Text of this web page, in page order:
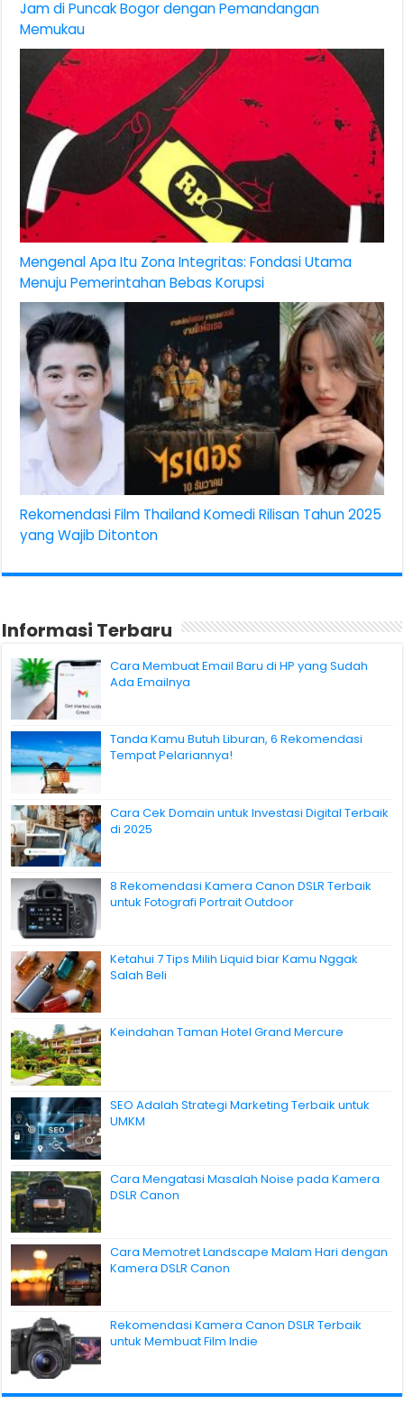
Jam di Puncak Bogor dengan Pemandangan
Memukau
Mengenal Apa Itu Zona Integritas: Fondasi Utama
Menuju Pemerintahan Bebas Korupsi
Rekomendasi Film Thailand Komedi Rilisan Tahun 2025
yang Wajib Ditonton
Informasi Terbaru
Cara Membuat Email Baru di HP yang Sudah
Ada Emailnya
Tanda Kamu Butuh Liburan, 6 Rekomendasi
Tempat Pelariannya!
Cara Cek Domain untuk Investasi Digital Terbaik
di 2025
8 Rekomendasi Kamera Canon DSLR Terbaik
untuk Fotografi Portrait Outdoor
Ketahui 7 Tips Milih Liquid biar Kamu Nggak
Salah Beli
Keindahan Taman Hotel Grand Mercure
SEO Adalah Strategi Marketing Terbaik untuk
UMKM
Cara Mengatasi Masalah Noise pada Kamera
DSLR Canon
Cara Memotret Landscape Malam Hari dengan
Kamera DSLR Canon
Rekomendasi Kamera Canon DSLR Terbaik
untuk Membuat Film Indie